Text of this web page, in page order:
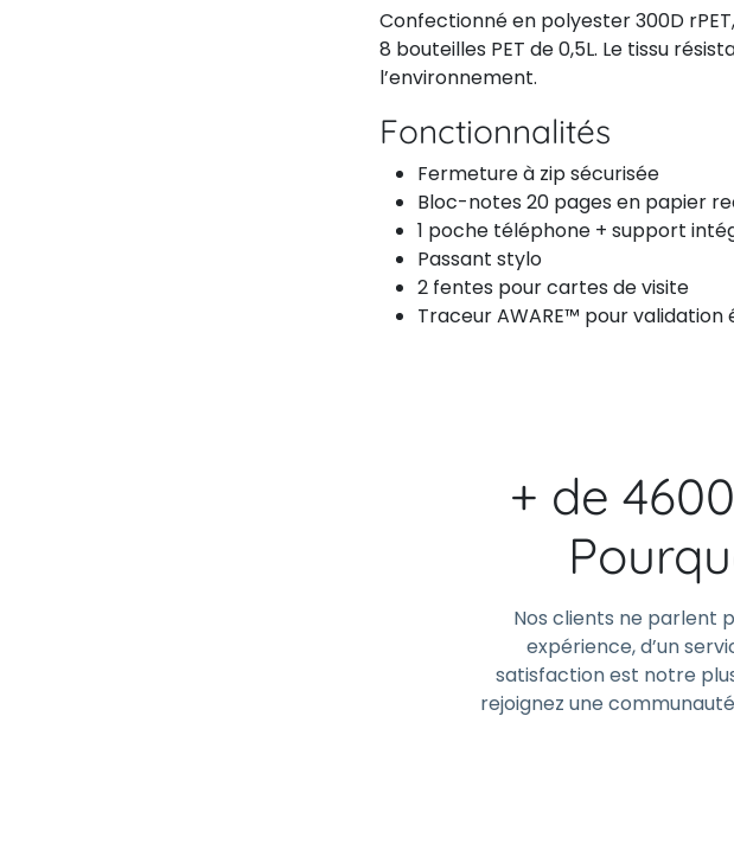
Confectionné en polyester 300D
8 bouteilles PET de 0,5L. Le tissu
l’environnement.
Fonctionnalités
Fermeture à zip sécurisée
Bloc-notes 20 pages en papier
1 poche téléphone + support
Passant stylo
2 fentes pour cartes de visite
Traceur AWARE™ pour validation
+ de
Nos clients ne parlent
expérience, d’un
satisfaction est notre
rejoignez une